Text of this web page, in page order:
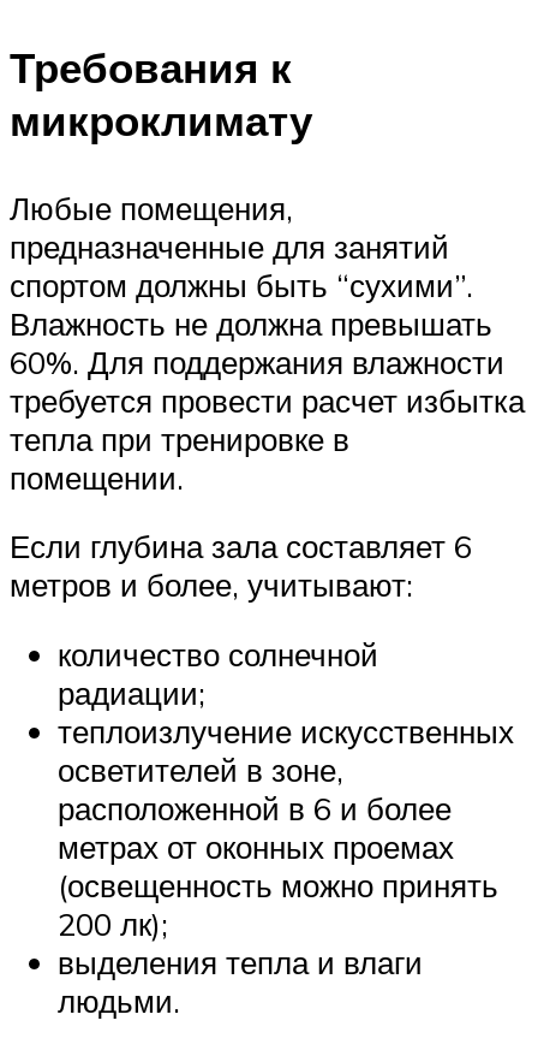
Требования к
микроклимату
Любые помещения,
предназначенные для занятий
спортом должны быть “сухими”.
Влажность не должна превышать
60%. Для поддержания влажности
требуется провести расчет избытка
тепла при тренировке в
помещении.
Если глубина зала составляет 6
метров и более, учитывают:
количество солнечной
радиации;
теплоизлучение искусственных
осветителей в зоне,
расположенной в 6 и более
метрах от оконных проемах
(освещенность можно принять
200 лк);
выделения тепла и влаги
людьми.